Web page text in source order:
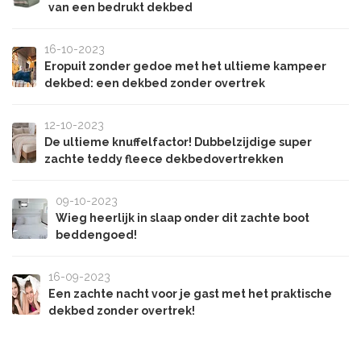
van een bedrukt dekbed
16-10-2023
Eropuit zonder gedoe met het ultieme kampeer
dekbed: een dekbed zonder overtrek
12-10-2023
De ultieme knuffelfactor! Dubbelzijdige super
zachte teddy fleece dekbedovertrekken
09-10-2023
Wieg heerlijk in slaap onder dit zachte boot
beddengoed!
16-09-2023
Een zachte nacht voor je gast met het praktische
dekbed zonder overtrek!